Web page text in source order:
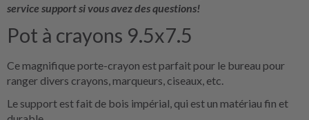
service support si vous avez des questions!
Pot à crayons 9.5x7.5
Ce magnifique porte-crayon est parfait pour le bureau pour
ranger divers crayons, marqueurs, ciseaux, etc.
Le support est fait de bois impérial, qui est un matériau fin et